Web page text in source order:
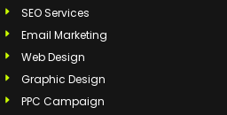
SEO Services
Email Marketing
Web Design
Graphic Design
PPC Campaign